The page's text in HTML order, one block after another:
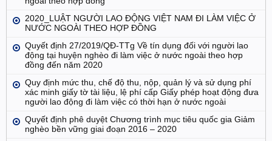
2020_LUẬT NGƯỜI LAO ĐỘNG VIỆT NAM ĐI LÀM VIỆC Ở
NƯỚC NGOÀI THEO HỢP ĐỒNG
Quyết định 27/2019/QĐ-TTg Về tín dụng đối với người lao
động tại huyện nghèo đi làm việc ở nước ngoài theo hợp
đồng đến năm 2020
Quy định mức thu, chế độ thu, nộp, quản lý và sử dụng phí
xác minh giấy tờ tài liệu, lệ phí cấp Giấy phép hoạt động đưa
người lao động đi làm việc có thời hạn ở nước ngoài
Quyết định phê duyệt Chương trình mục tiêu quốc gia Giảm
nghèo bền vững giai đoạn 2016 – 2020